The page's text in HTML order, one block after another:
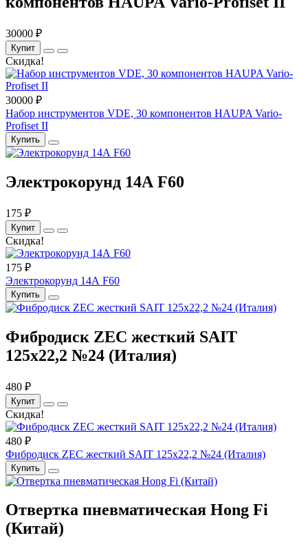
30000 ₽
Купит
Скидка!
30000 ₽
Набор инструментов VDE, 30 компонентов HAUPA Vario-
Profiset II
Купить
Электрокорунд 14А F60
175 ₽
Купит
Скидка!
175 ₽
Электрокорунд 14А F60
Купить
Фибродиск ZEC жесткий SAIT
125х22,2 №24 (Италия)
480 ₽
Купит
Скидка!
480 ₽
Фибродиск ZEC жесткий SAIT 125х22,2 №24 (Италия)
Купить
Отвертка пневматическая Hong Fi
(Китай)